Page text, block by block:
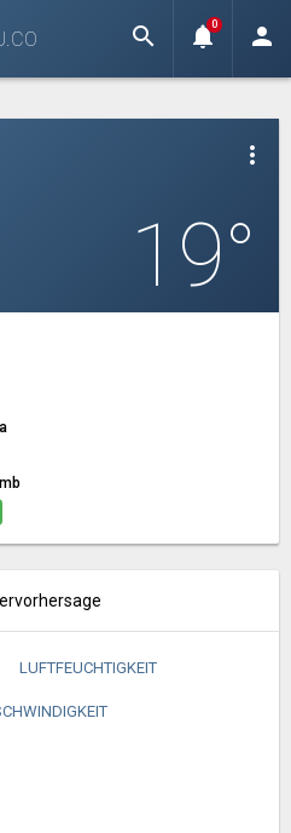
CO search notifications
0 person
more_vert
19°
LUFTFEUCHTIGKEIT